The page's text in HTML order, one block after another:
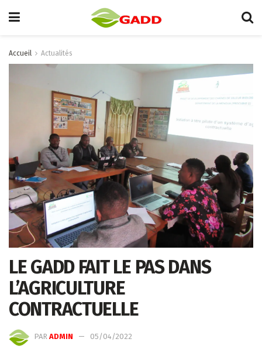
Accueil Actualités
LE GADD FAIT LE PAS DANS
L’AGRICULTURE
CONTRACTUELLE
PAR ADMIN 05/04/2022